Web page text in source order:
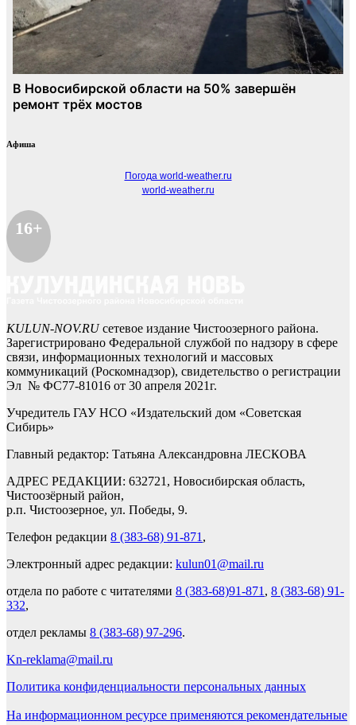
Афиша
Погода world-weather.ru
world-weather.ru
16+
KULUN-NOV.RUсетевое издание Чистоозерного района.
Зарегистрировано Федеральной службой по надзору в сфере
связи, информационных технологий и массовых
коммуникаций (Роскомнадзор), свидетельство о регистрации
Эл № ФС77-81016 от 30 апреля 2021г.
Учредитель ГАУ НСО «Издательский дом «Советская
Сибирь»
Главный редактор: Татьяна Александровна ЛЕСКОВА
АДРЕС РЕДАКЦИИ: 632721, Новосибирская область,
Чистоозёрный район,
р.п. Чистоозерное, ул. Победы, 9.
Телефон редакции 8 (383-68) 91-871 ,
Электронный адрес редакции: kulun01@mail.ru
отдела по работе с читателями 8 (383-68)91-871 , 8 (383-68) 91-
332,
отдел рекламы 8 (383-68) 97-296.
Kn-reklama@mail.ru
Политика конфиденциальности персональных данных
На информационном ресурсе применяются рекомендательные